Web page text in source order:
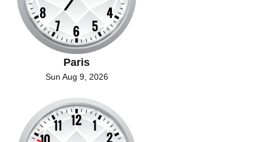
Paris
Sun Aug 9, 2026